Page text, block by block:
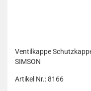
Ventilkappe
SIMSON
Artikel Nr.: 8166